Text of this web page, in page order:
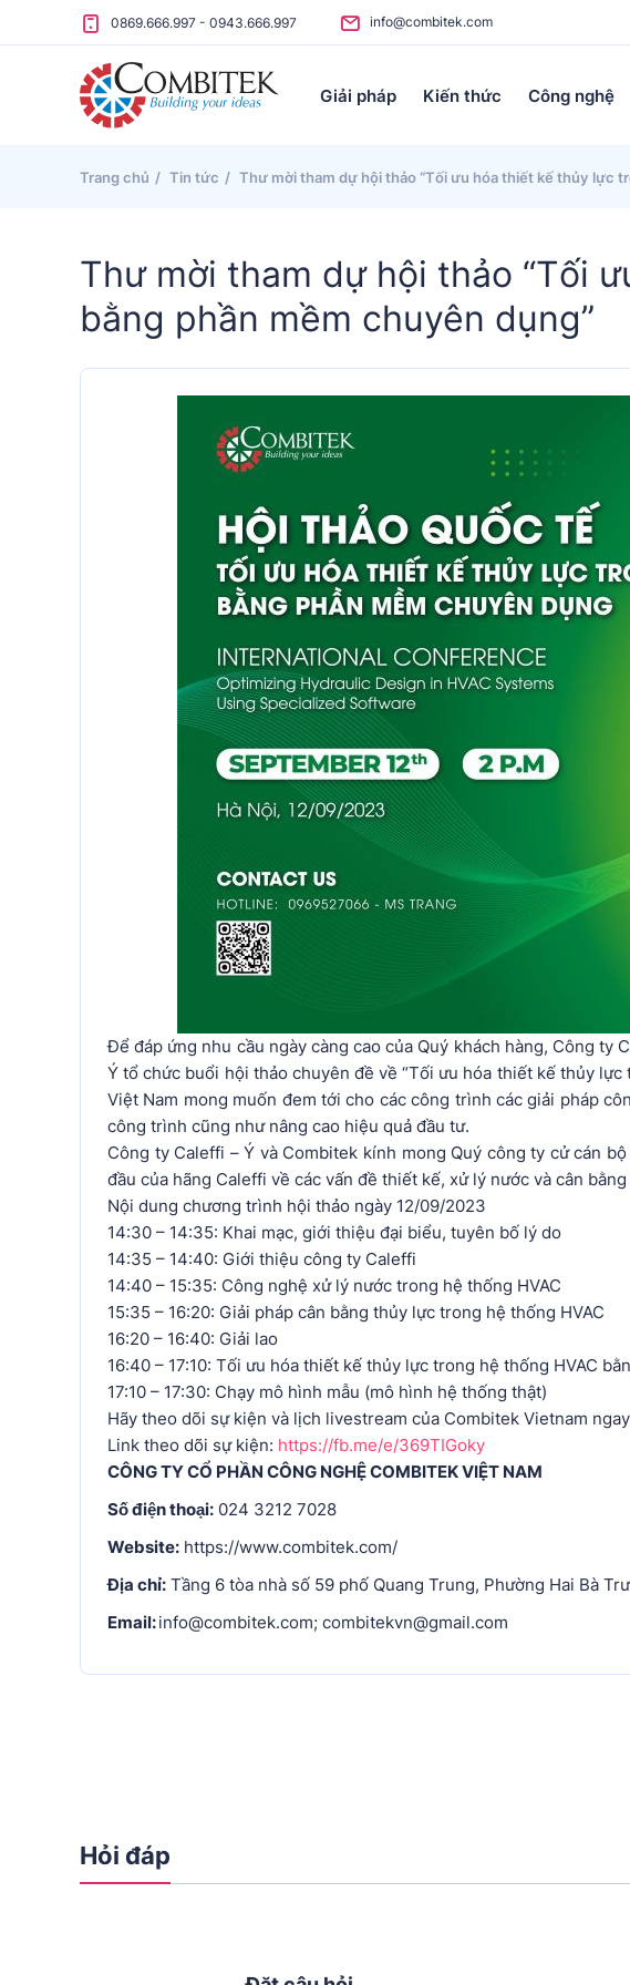
Skip to content
0869.666.997 - 0943.666.997 info@combitek.com
Giải pháp Kiến thức Công nghệ
Trang chủ Tin tức Thư mời tham dự hội thảo “Tối ưu hóa thiết kế thủy lực
Thư mời tham dự hội thảo “Tối
bằng phần mềm chuyên dụng”
Để đáp ứng nhu cầu ngày càng cao của Quý khách hàng, Công
Ý tổ chức buổi hội thảo chuyên đề về “Tối ưu hóa thiết kế thủy
Việt Nam mong muốn đem tới cho các công trình các giải pháp
công trình cũng như nâng cao hiệu quả đầu tư.
Công ty Caleffi – Ý và Combitek kính mong Quý công ty cử cán
đầu của hãng Caleffi về các vấn đề thiết kế, xử lý nước và cân
Nội dung chương trình hội thảo ngày 12/09/2023
14:30 – 14:35: Khai mạc, giới thiệu đại biểu, tuyên bố lý do
14:35 – 14:40: Giới thiệu công ty Caleffi
14:40 – 15:35: Công nghệ xử lý nước trong hệ thống HVAC
15:35 – 16:20: Giải pháp cân bằng thủy lực trong hệ thống HVAC
16:20 – 16:40: Giải lao
16:40 – 17:10: Tối ưu hóa thiết kế thủy lực trong hệ thống HVAC
17:10 – 17:30: Chạy mô hình mẫu (mô hình hệ thống thật)
Hãy theo dõi sự kiện và lịch livestream của Combitek Vietnam
Link theo dõi sự kiện: https://fb.me/e/369TIGoky
CÔNG TY CỔ PHẦN CÔNG NGHỆ COMBITEK VIỆT NAM
Số điện thoại: 024 3212 7028
Website: https://www.combitek.com/
Địa chỉ: Tầng 6 tòa nhà số 59 phố Quang Trung, Phường Hai Bà
Email:info@combitek.com; combitekvn@gmail.com
Hỏi đáp